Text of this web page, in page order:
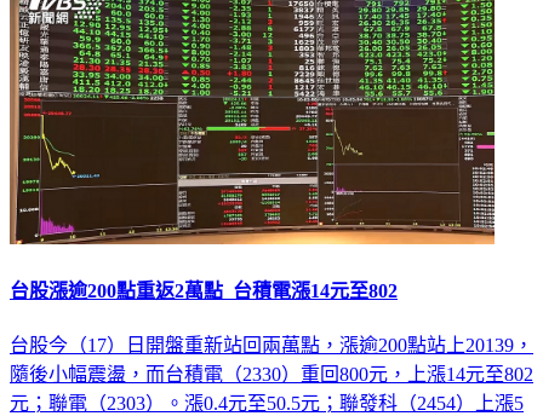
台股漲逾200點重返2萬點 台積電漲14元至802
台股今（17）日開盤重新站回兩萬點，漲逾200點站上20139，
隨後小幅震盪，而台積電（2330）重回800元，上漲14元至802
元；聯電（2303）。漲0.4元至50.5元；聯發科（2454）上漲5